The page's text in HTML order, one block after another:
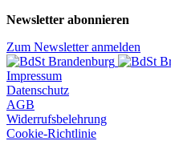
Newsletter abonnieren
Zum Newsletter anmelden
Impressum
Datenschutz
AGB
Widerrufsbelehrung
Cookie-Richtlinie